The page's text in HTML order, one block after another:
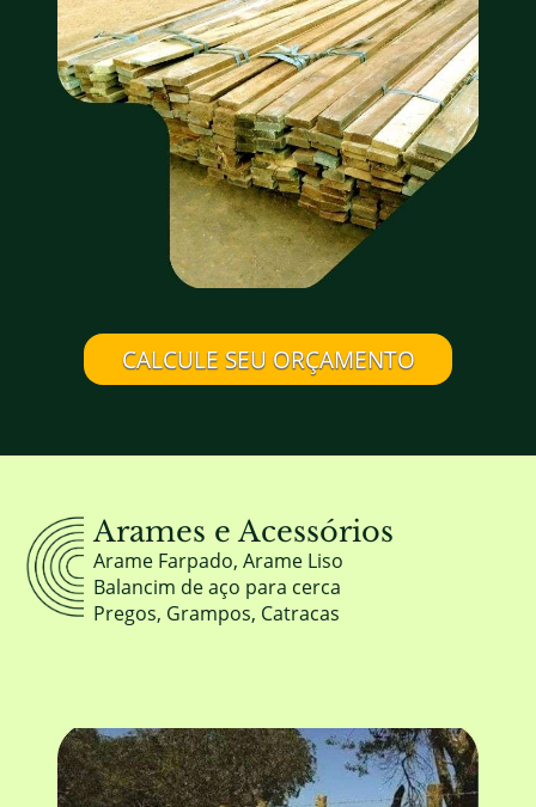
CALCULE SEU ORÇAMENTO
Arames e Acessórios
Arame Farpado, Arame Liso
Balancim de aço para cerca
Pregos, Grampos, Catracas